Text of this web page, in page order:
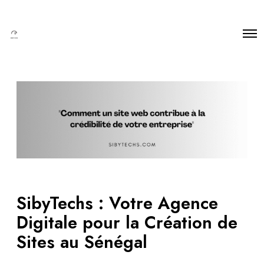
SibyTechs : Votre Agence
Digitale pour la Création de
Sites au Sénégal